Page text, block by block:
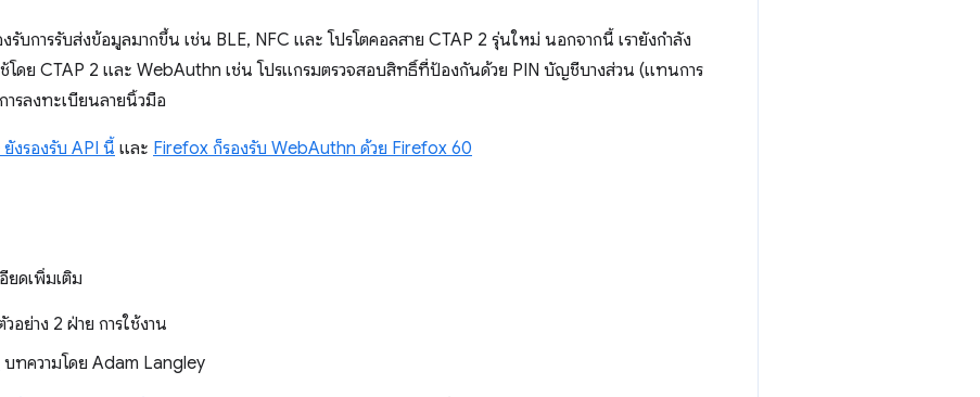
รับการรับส่งข้อมูลมากขึ้น เช่น BLE, NFC และ โปรโตคอลสาย CTAP 2 รุ่นใหม่ นอกจากนี้ เรายังกำลัง
โดย CTAP 2 และ WebAuthn เช่น โปรแกรมตรวจสอบสิทธิ์ที่ป้องกันด้วย PIN บัญชีบางส่วน (แทนการ
รลงทะเบียนลายนิ้วมือ
งรองรับ API นี้ และ Firefox ก็รองรับ WebAuthn ด้วย Firefox 60
ยดเพิ่มเติม
อย่าง 2 ฝ่าย การใช้งาน
บทความโดย Adam Langley